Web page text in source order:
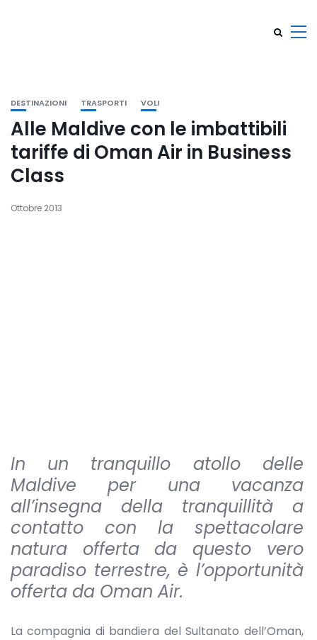
DESTINAZIONI TRASPORTI VOLI
Alle Maldive con le imbattibili
tariffe di Oman Air in Business
Class
Ottobre 2013
In un tranquillo atollo delle
Maldive per una vacanza
all’insegna della tranquillità a
contatto con la spettacolare
natura offerta da questo vero
paradiso terrestre, è l’opportunità
offerta da Oman Air.
La compagnia di bandiera del Sultanato dell’Oman,